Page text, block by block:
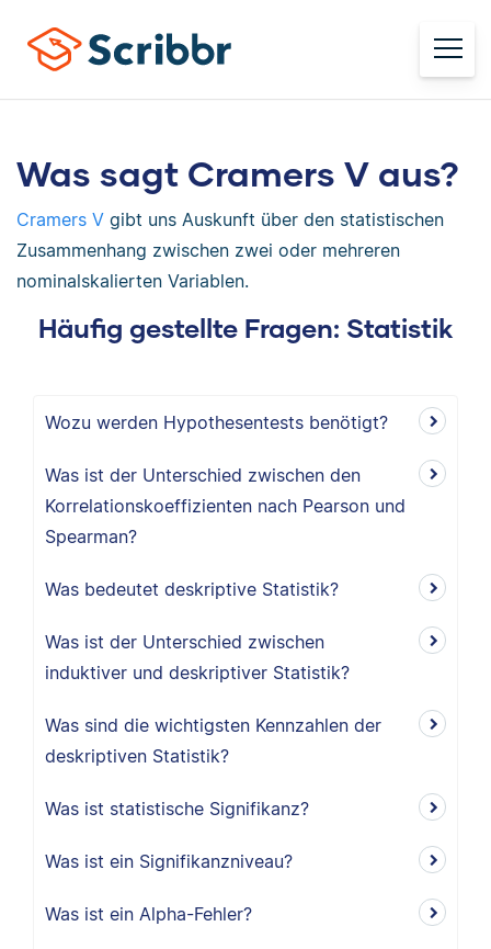
Was sagt Cramers V aus?
Cramers V gibt uns Auskunft über den statistischen
Zusammenhang zwischen zwei oder mehreren
nominalskalierten Variablen.
Häufig gestellte Fragen: Statistik
Wozu werden Hypothesentests benötigt?
Was ist der Unterschied zwischen den
Korrelationskoeffizienten nach Pearson und
Spearman?
Was bedeutet deskriptive Statistik?
Was ist der Unterschied zwischen
induktiver und deskriptiver Statistik?
Was sind die wichtigsten Kennzahlen der
deskriptiven Statistik?
Was ist statistische Signifikanz?
Was ist ein Signifikanzniveau?
Was ist ein Alpha-Fehler?